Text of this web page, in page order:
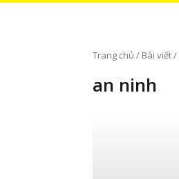
Trang chủ / Bài viết/
an ninh